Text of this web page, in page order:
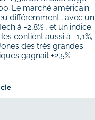
Le marché américain
différemment… avec un
à -2,8% , et un indice
contient aussi à -1,1%,
des très grandes
gagnait +2,5%.